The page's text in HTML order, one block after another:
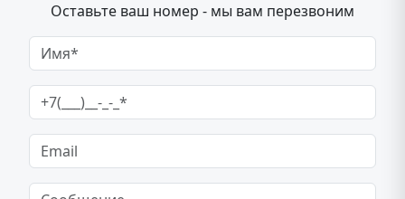
Оставьте ваш номер - мы вам перезвоним